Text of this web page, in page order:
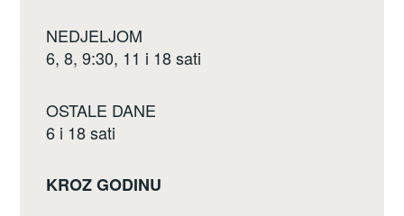
NEDJELJOM
6, 8, 9:30, 11 i 18 sati
OSTALE DANE
6 i 18 sati
KROZ GODINU